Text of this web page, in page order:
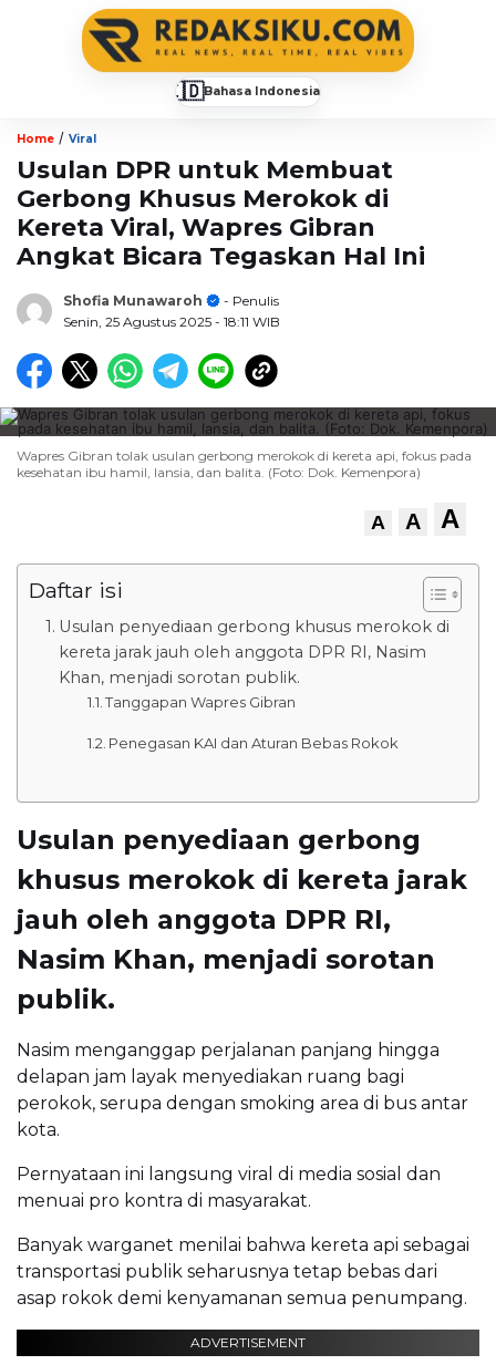
🇮🇩Bahasa Indonesia
Home / Viral
Usulan DPR untuk Membuat
Gerbong Khusus Merokok di
Kereta Viral, Wapres Gibran
Angkat Bicara Tegaskan Hal Ini
Shofia Munawaroh
- Penulis
Senin, 25 Agustus 2025 - 18:11 WIB
Wapres Gibran tolak usulan gerbong merokok di kereta api, fokus pada
kesehatan ibu hamil, lansia, dan balita. (Foto: Dok. Kemenpora)
A A A
Daftar isi
Usulan penyediaan gerbong khusus merokok di
kereta jarak jauh oleh anggota DPR RI, Nasim
Khan, menjadi sorotan publik.
Tanggapan Wapres Gibran
Penegasan KAI dan Aturan Bebas Rokok
Usulan penyediaan gerbong
khusus merokok di kereta jarak
jauh oleh anggota DPR RI,
Nasim Khan, menjadi sorotan
publik.
Nasim menganggap perjalanan panjang hingga
delapan jam layak menyediakan ruang bagi
perokok, serupa dengan smoking area di bus antar
kota.
Pernyataan ini langsung viral di media sosial dan
menuai pro kontra di masyarakat.
Banyak warganet menilai bahwa kereta api sebagai
transportasi publik seharusnya tetap bebas dari
asap rokok demi kenyamanan semua penumpang.
ADVERTISEMENT